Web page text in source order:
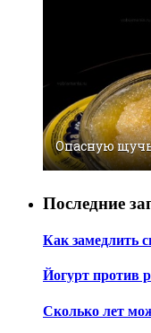
Опасную
Последние
Как замедлить
Йогурт против
Сколько лет